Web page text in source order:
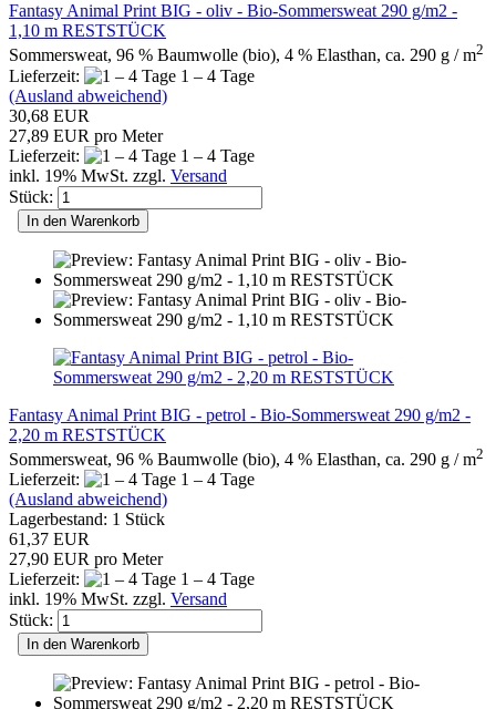
Fantasy Animal Print BIG - oliv - Bio-Sommersweat 290 g/m2 -
1,10 m RESTSTÜCK
Sommersweat, 96 % Baumwolle (bio), 4 % Elasthan, ca. 290 g / m2
Lieferzeit:
1 – 4 Tage
(Ausland abweichend)
30,68 EUR
27,89 EUR pro Meter
Lieferzeit:
1 – 4 Tage
inkl. 19% MwSt. zzgl. Versand
Stück:
In den Warenkorb
Fantasy Animal Print BIG - petrol - Bio-Sommersweat 290 g/m2 -
2,20 m RESTSTÜCK
Sommersweat, 96 % Baumwolle (bio), 4 % Elasthan, ca. 290 g / m2
Lieferzeit:
1 – 4 Tage
(Ausland abweichend)
Lagerbestand: 1 Stück
61,37 EUR
27,90 EUR pro Meter
Lieferzeit:
1 – 4 Tage
inkl. 19% MwSt. zzgl. Versand
Stück:
In den Warenkorb